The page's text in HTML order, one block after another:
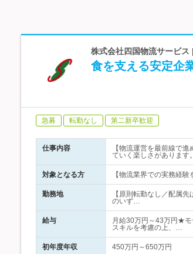
株式会社四国物流サービ
食を支える安定企
急募 転勤なし 第二新卒歓迎
仕事内容
【物流運営を最前線で
ていく楽しさがあります。
対象となる方 【物流業界での実務経
勤務地
【原則転勤なし／配属
のいず…
給与
月給30万円～43万円★
スキルを考慮の上、…
初年度年収 450万円～650万円